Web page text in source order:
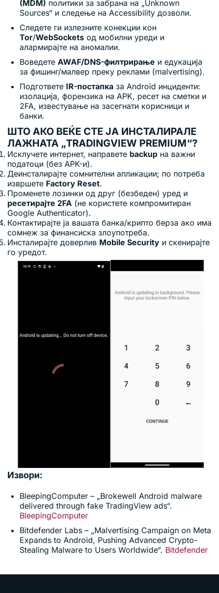
(MDM) политики за забрана на „Unknown
Sources“ и следење на Accessibility дозволи.
Следете ги излезните конекции кон
Tor/WebSockets од мобилни уреди и
алармирајте на аномалии.
Воведете AWAF/DNS-филтрирање и едукација
за фишинг/малвер преку реклами (malvertising).
Подгответе IR-постапка за Android инциденти:
изолација, форензика на APK, ресет на сметки и
2FA, известување на засегнати корисници и
банки.
ШТО АКО ВЕЌЕ СТЕ ЈА ИНСТАЛИРАЛЕ
ЛАЖНАТА „TRADINGVIEW PREMIUM“?
Исклучете интернет, направете backup на важни
податоци (без APK-и).
Деинсталирајте сомнителни апликации; по потреба
извршете Factory Reset.
Променете лозинки од друг (безбеден) уред и
ресетирајте 2FA (не користете компромитиран
Google Authenticator).
Контактирајте ја вашата банка/крипто берза ако има
сомнеж за финансиска злоупотреба.
Инсталирајте доверлив Mobile Security и скенирајте
го уредот.
Извори:
BleepingComputer – „Brokewell Android malware
delivered through fake TradingView ads“.
BleepingComputer
Bitdefender Labs – „Malvertising Campaign on Meta
Expands to Android, Pushing Advanced Crypto-
Stealing Malware to Users Worldwide“. Bitdefender